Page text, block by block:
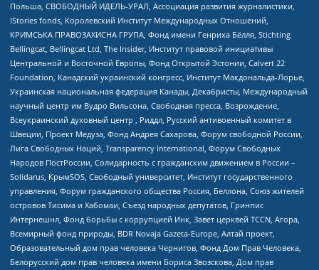
Польша, СВОБОДНЫЙ ИДЕЛЬ-УРАЛ, Ассоциация развития журналистики,
IStories fonds, Королевский Институт Международных Отношений,
КРИМСЬКА ПРАВОЗАХИСНА ГРУПА, Фонд имени Генриха Бёлля, Stichting
Bellingcat, Bellingcat Ltd, The Insider, Институт правовой инициативы
Центральной и Восточной Европы, Фонд Открытой Эстонии, Calvert 22
Foundation, Канадский украинский конгресс, Институт Макдональда-Лорье,
Украинская национальная федерация Канады, Декабристы, Международный
научный центр им Вудро Вильсона, Свободная пресса, Возрождение,
Всеукраинский духовный центр , Риддл, Русский антивоенный комитет в
Швеции, Проект Медуза, Фонд Андрея Сахарова, Форум свободной России,
Лига Свободных Наций, Transparеncy International, Форум Свободных
Народов ПостРоссии, Солидарность с гражданским движением в России –
Solidarus, КрымSOS, Свободный университет, Институт государственного
управления, Форум гражданского общества Россия, Беллона, Союз жителей
островов Тисима и Хабомаи, Съезд народных депутатов, Гринпис
Интернешнл, Фонд борьбы с коррупцией Инк, Завет церквей TCCN, Агора,
Всемирный фонд природы, BDR Novaja Gazeta-Europe, Алтай проект,
Образовательный дом прав человека Чернигов, Фонд Дом Прав Человека,
Белорусский дом прав человека имени Бориса Звозскова, Дом прав